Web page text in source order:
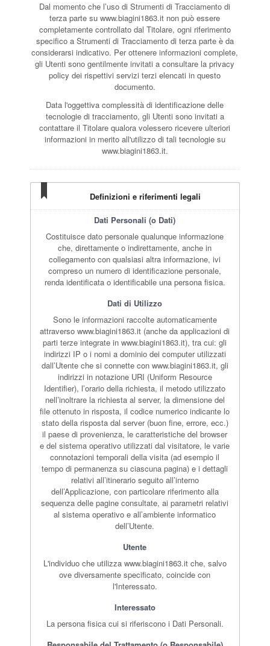
Dal momento che l’uso di Strumenti di Tracciamento di
terza parte su www.biagini1863.it non può essere
completamente controllato dal Titolare, ogni riferimento
specifico a Strumenti di Tracciamento di terza parte è da
considerarsi indicativo. Per ottenere informazioni complete,
gli Utenti sono gentilmente invitati a consultare la privacy
policy dei rispettivi servizi terzi elencati in questo
documento.
Data l'oggettiva complessità di identificazione delle
tecnologie di tracciamento, gli Utenti sono invitati a
contattare il Titolare qualora volessero ricevere ulteriori
informazioni in merito all'utilizzo di tali tecnologie su
www.biagini1863.it.
Definizioni e riferimenti legali
Dati Personali (o Dati)
Costituisce dato personale qualunque informazione
che, direttamente o indirettamente, anche in
collegamento con qualsiasi altra informazione, ivi
compreso un numero di identificazione personale,
renda identificata o identificabile una persona fisica.
Dati di Utilizzo
Sono le informazioni raccolte automaticamente
attraverso www.biagini1863.it (anche da applicazioni di
parti terze integrate in www.biagini1863.it), tra cui: gli
indirizzi IP o i nomi a dominio dei computer utilizzati
dall’Utente che si connette con www.biagini1863.it, gli
indirizzi in notazione URI (Uniform Resource
Identifier), l’orario della richiesta, il metodo utilizzato
nell’inoltrare la richiesta al server, la dimensione del
file ottenuto in risposta, il codice numerico indicante lo
stato della risposta dal server (buon fine, errore, ecc.)
il paese di provenienza, le caratteristiche del browser
e del sistema operativo utilizzati dal visitatore, le varie
connotazioni temporali della visita (ad esempio il
tempo di permanenza su ciascuna pagina) e i dettagli
relativi all’itinerario seguito all’interno
dell’Applicazione, con particolare riferimento alla
sequenza delle pagine consultate, ai parametri relativi
al sistema operativo e all’ambiente informatico
dell’Utente.
Utente
L'individuo che utilizza www.biagini1863.it che, salvo
ove diversamente specificato, coincide con
l'Interessato.
Interessato
La persona fisica cui si riferiscono i Dati Personali.